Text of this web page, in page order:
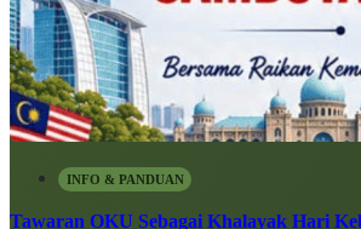
INFO & PANDUAN
Tawaran OKU Sebagai Khalayak Hari